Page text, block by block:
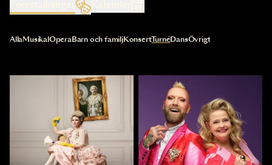
Kalender
Val av kategori uppdaterar innehållet automatiskt
AllaMusikal OperaBarn och familjKonsertTurnéDansÖvrigt